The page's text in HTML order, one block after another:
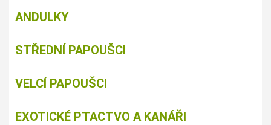
ANDULKY
STŘEDNÍ PAPOUŠCI
VELCÍ PAPOUŠCI
EXOTICKÉ PTACTVO A KANÁŘI